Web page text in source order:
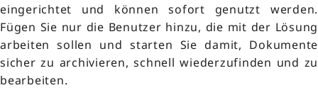
eingerichtet und können sofort genutzt werden.
Fügen Sie nur die Benutzer hinzu, die mit der Lösung
arbeiten sollen und starten Sie damit, Dokumente
sicher zu archivieren, schnell wiederzufinden und zu
bearbeiten.